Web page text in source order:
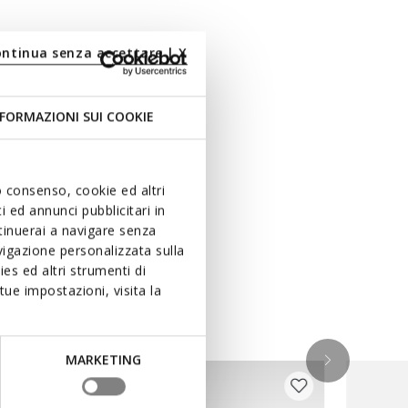
SUI COOKIE
cookie ed altri
ed annunci pubblicitari in
a navigare senza
personalizzata sulla
ed altri strumenti di
impostazioni, visita la
MARKETING
senza accettare | X